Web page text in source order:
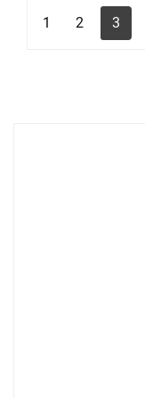
1 2 3